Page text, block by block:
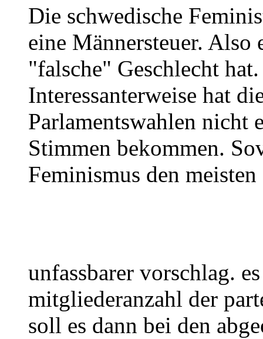
Die schwedische
eine Männersteuer. Also
"falsche" Geschlecht hat.
Interessanterweise hat
Parlamentswahlen nicht
Stimmen bekommen.
Feminismus den
unfassbarer vorschlag.
mitgliederanzahl der
soll es dann bei den